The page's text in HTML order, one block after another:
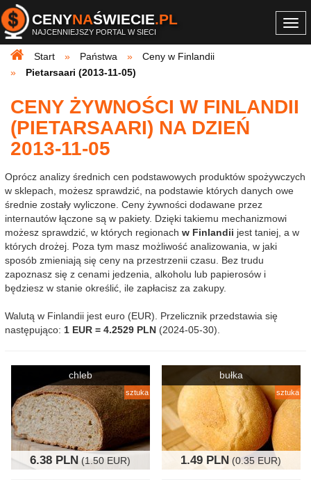
CENYNAŚWIECIE.PL
NAJCENNIEJSZY PORTAL W SIECI
Start
Państwa
Ceny w Finlandii
Pietarsaari (2013-11-05)
CENY ŻYWNOŚCI W FINLANDII
(PIETARSAARI) NA DZIEŃ
2013-11-05
Oprócz analizy średnich cen podstawowych produktów spożywczych
w sklepach, możesz sprawdzić, na podstawie których danych owe
średnie zostały wyliczone. Ceny żywności dodawane przez
internautów łączone są w pakiety. Dzięki takiemu mechanizmowi
możesz sprawdzić, w których regionach w Finlandii jest taniej, a w
których drożej. Poza tym masz możliwość analizowania, w jaki
sposób zmieniają się ceny na przestrzenii czasu. Bez trudu
zapoznasz się z cenami jedzenia, alkoholu lub papierosów i
będziesz w stanie określić, ile zapłacisz za zakupy.
Walutą w Finlandii jest euro (EUR). Przelicznik przedstawia się
następująco: 1 EUR = 4.2529 PLN (2024-05-30).
chleb
sztuka
6.38 PLN (1.50 EUR)
bułka
sztuka
1.49 PLN (0.35 EUR)